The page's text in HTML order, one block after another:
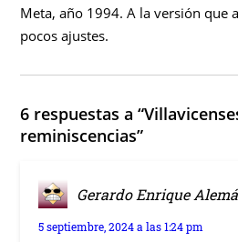
Meta, año 1994. A la versión que
pocos ajustes.
6 respuestas a
reminiscencias”
Gerardo Enrique
5 septiembre, 2024 a las 1:24 pm